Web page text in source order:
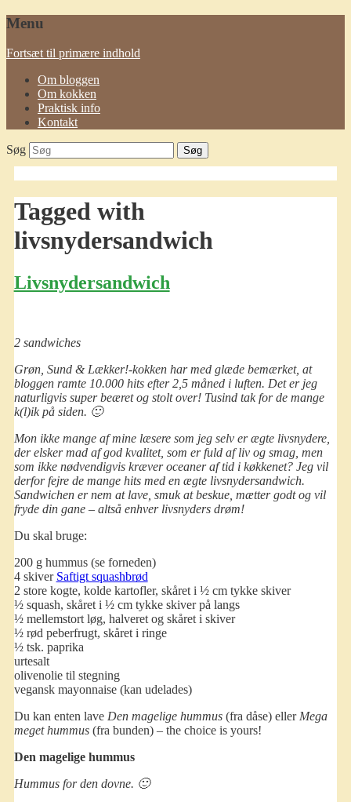
Menu
Fortsæt til primære indhold
Om bloggen
Om kokken
Praktisk info
Kontakt
Søg
Tagged with
livsnydersandwich
Livsnydersandwich
2 sandwiches
Grøn, Sund & Lækker!-kokken har med glæde bemærket, at
bloggen ramte 10.000 hits efter 2,5 måned i luften. Det er jeg
naturligvis super beæret og stolt over! Tusind tak for de mange
k(l)ik på siden. 🙂
Mon ikke mange af mine læsere som jeg selv er ægte livsnydere,
der elsker mad af god kvalitet, som er fuld af liv og smag, men
som ikke nødvendigvis kræver oceaner af tid i køkkenet? Jeg vil
derfor fejre de mange hits med en ægte livsnydersandwich.
Sandwichen er nem at lave, smuk at beskue, mætter godt og vil
fryde din gane – altså enhver livsnyders drøm!
Du skal bruge:
200 g hummus (se forneden)
4 skiver Saftigt squashbrød
2 store kogte, kolde kartofler, skåret i ½ cm tykke skiver
½ squash, skåret i ½ cm tykke skiver på langs
½ mellemstort løg, halveret og skåret i skiver
½ rød peberfrugt, skåret i ringe
½ tsk. paprika
urtesalt
olivenolie til stegning
vegansk mayonnaise (kan udelades)
Du kan enten lave Den magelige hummus(fra dåse) eller Mega
meget hummus(fra bunden) – the choice is yours!
Den magelige hummus
Hummus for den dovne. 🙂